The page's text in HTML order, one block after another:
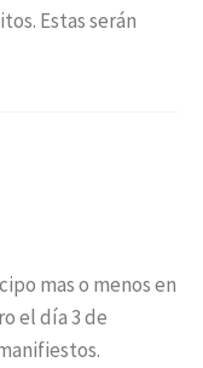
Estas serán
mas o menos en
el día 3 de